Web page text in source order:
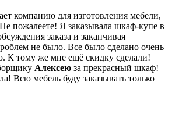
компанию для изготовления мебели,
пожалеете! Я заказывала шкаф-купе в
заказа и заканчивая
не было. Все было сделано очень
К тому же мне ещё скидку сделали!
Алексею за прекрасный шкаф!
Всю мебель буду заказывать только